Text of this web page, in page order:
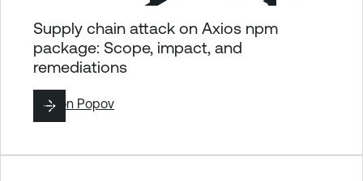
Supply chain attack on Axios npm
package: Scope, impact, and
remediations
ByRon Popov